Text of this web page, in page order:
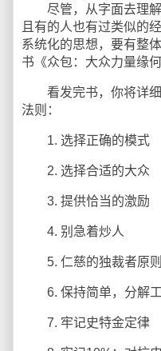
尽管，从字面去理解
且有的人也有过类似的
系统化的思想，要有整
书《众包：大众力量缘
看发完书，你将详细
法则：
1. 选择正确的模式
2. 选择合适的大众
3. 提供恰当的激励
4. 别急着炒人
5. 仁慈的独裁者原则
6. 保持简单，分解
7. 牢记史特金定律